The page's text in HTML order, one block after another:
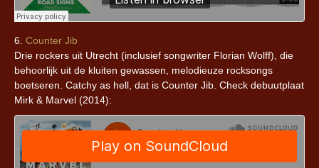
6. Counter Jib
Drie rockers uit Utrecht (inclusief songwriter Florian Wolff), die
behoorlijk uit de kluiten gewassen, melodieuze rocksongs
boetseren. Catchy as hell, dat is Counter Jib. Check debuutplaat
Mirk & Marvel (2014):